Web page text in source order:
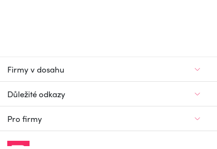
Firmy v dosahu
Důležité odkazy
Pro firmy